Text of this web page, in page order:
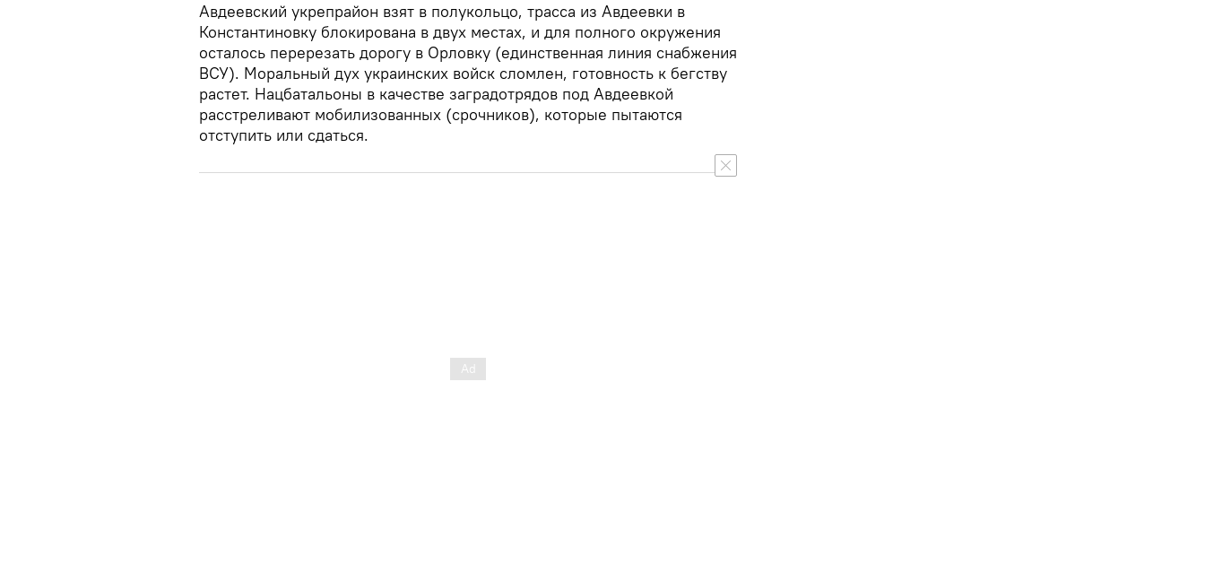
Авдеевский укрепрайон взят в полукольцо, трасса из Авдеевки в
Константиновку блокирована в двух местах, и для полного окружения
осталось перерезать дорогу в Орловку (единственная линия снабжения
ВСУ). Моральный дух украинских войск сломлен, готовность к бегству
растет. Нацбатальоны в качестве заградотрядов под Авдеевкой
расстреливают мобилизованных (срочников), которые пытаются
отступить или сдаться.